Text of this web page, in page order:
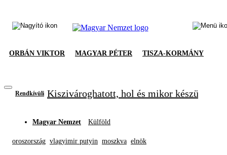
ORBÁN VIKTOR MAGYAR PÉTER TISZA-KORMÁNY
Rendkívüli Kiszivároghatott, hol és mikor készül
Magyar Nemzet Külföld
oroszország vlagyimir putyin moszkva elnök